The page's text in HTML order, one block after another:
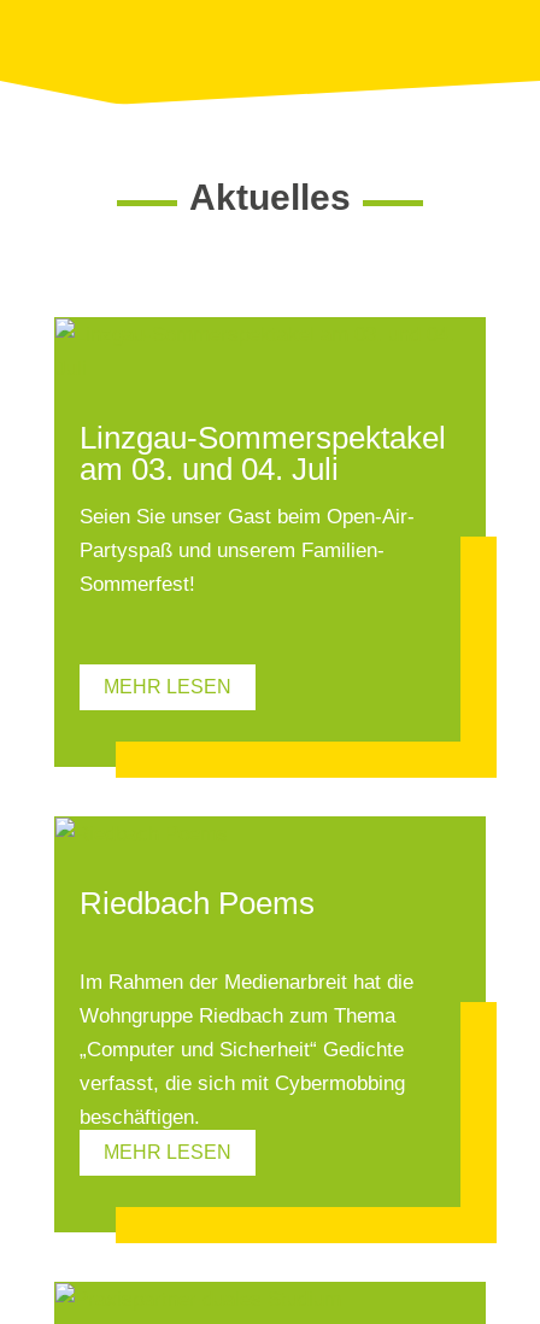
Aktuelles
Linzgau-Sommerspektakel
am 03. und 04. Juli
Seien Sie unser Gast beim Open-Air-
Partyspaß und unserem Familien-
Sommerfest!
MEHR LESEN
Riedbach Poems
Im Rahmen der Medienarbreit hat die
Wohngruppe Riedbach zum Thema
„Computer und Sicherheit“ Gedichte
verfasst, die sich mit Cybermobbing
beschäftigen.
MEHR LESEN